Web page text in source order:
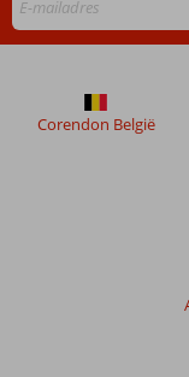
meer
om
de
Corendon België